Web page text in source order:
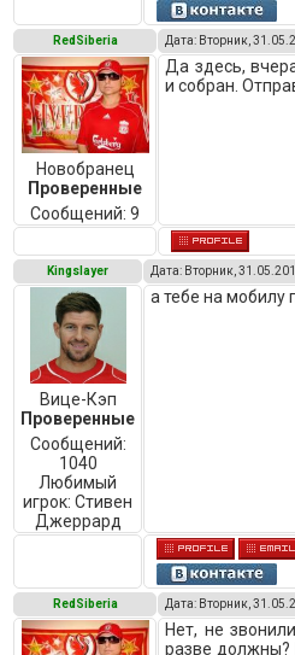
RedSiberia Дата: Вторник,
Новобранец
Проверенные
Сообщений:9
Да здесь,
и собран.
Kingslayer Дата: Вторник,
Вице-Кэп
Проверенные
Сообщений:
1040
Любимый
игрок:Стивен
Джеррард
а тебе на мобилу
RedSiberia Дата: Вторник,
Нет, не
разве должны?